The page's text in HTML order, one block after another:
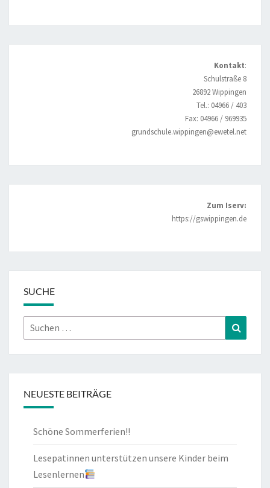
Kontakt:
Schulstraße 8
26892 Wippingen
Tel.: 04966 / 403
Fax: 04966 / 969935
grundschule.wippingen@ewetel.net
Zum Iserv:
https://gswippingen.de
SUCHE
Suchen
nach:
NEUESTE BEITRÄGE
Schöne Sommerferien!!
Lesepatinnen unterstützen unsere Kinder beim
Lesenlernen